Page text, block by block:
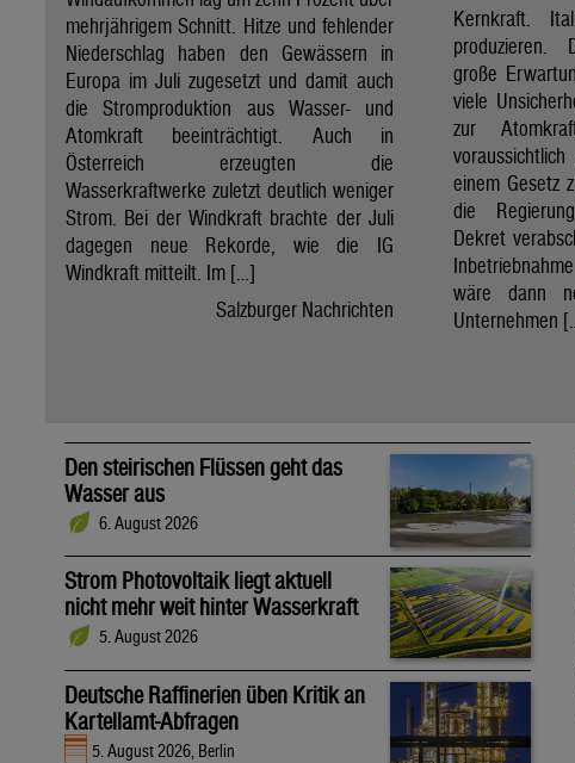
mehrjährigem Schnitt. Hitze und fehlender
Niederschlag haben den Gewässern in
Europa im Juli zugesetzt und damit auch
die Stromproduktion aus Wasser- und
Atomkraft beeinträchtigt. Auch in
Österreich erzeugten die
Wasserkraftwerke zuletzt deutlich weniger
Strom. Bei der Windkraft brachte der Juli
dagegen neue Rekorde, wie die IG
Windkraft mitteilt. Im […]
Salzburger Nachrichten
Kernkraft.
produzieren.
große
viele
zur
einem Gesetz
die
Dekret
wäre dann
Unternehmen
Den steirischen Flüssen geht das
Wasser aus
6. August 2026
Strom Photovoltaik liegt aktuell
nicht mehr weit hinter Wasserkraft
5. August 2026
Deutsche Raffinerien üben Kritik an
Kartellamt-Abfragen
5. August 2026, Berlin